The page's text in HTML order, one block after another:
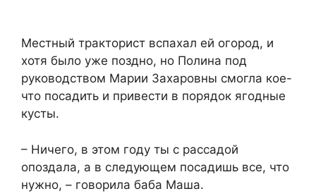
Местный тракторист вспахал ей огород, и
хотя было уже поздно, но Полина под
руководством Марии Захаровны смогла кое-
что посадить и привести в порядок ягодные
кусты.
– Ничего, в этом году ты с рассадой
опоздала, а в следующем посадишь все, что
нужно, – говорила баба Маша.